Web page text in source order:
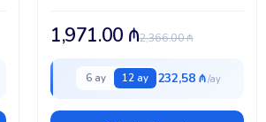
2,366.00₼
1,971.00 ₼
6 ay 12 ay 232,58 ₼